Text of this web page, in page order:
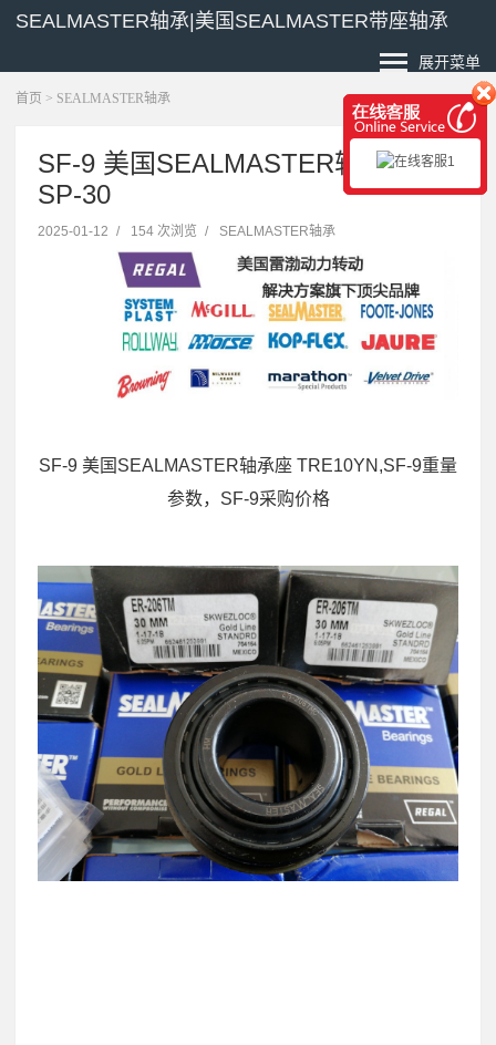
SEALMASTER轴承|美国SEALMASTER带座轴承
展开菜单
首页 > SEALMASTER轴承
SF-9 美国SEALMASTER轴承座
SP-30
2025-01-12 / 154 次浏览 / SEALMASTER轴承
SF-9 美国SEALMASTER轴承座 TRE10YN,SF-9重量
参数，SF-9采购价格